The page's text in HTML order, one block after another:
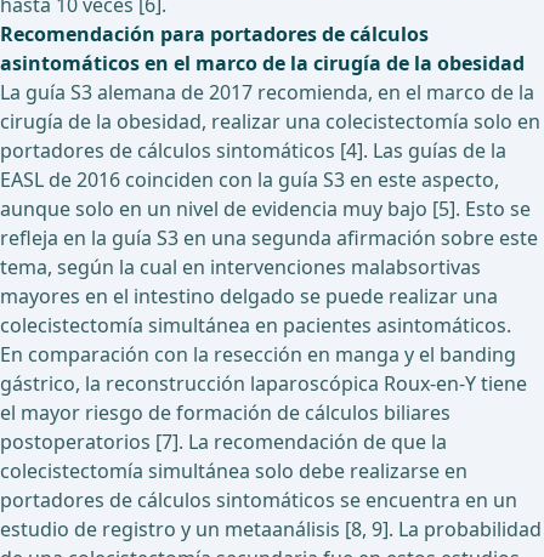
Recomendación para portadores de cálculos
asintomáticos en el marco de la cirugía de la obesidad
La guía S3 alemana de 2017 recomienda, en el marco de la
cirugía de la obesidad, realizar una colecistectomía solo en
portadores de cálculos sintomáticos [4]. Las guías de la
EASL de 2016 coinciden con la guía S3 en este aspecto,
aunque solo en un nivel de evidencia muy bajo [5]. Esto se
refleja en la guía S3 en una segunda afirmación sobre este
tema, según la cual en intervenciones malabsortivas
mayores en el intestino delgado se puede realizar una
colecistectomía simultánea en pacientes asintomáticos.
En comparación con la resección en manga y el banding
gástrico, la reconstrucción laparoscópica Roux-en-Y tiene
el mayor riesgo de formación de cálculos biliares
postoperatorios [7]. La recomendación de que la
colecistectomía simultánea solo debe realizarse en
portadores de cálculos sintomáticos se encuentra en un
estudio de registro y un metaanálisis [8, 9]. La probabilidad